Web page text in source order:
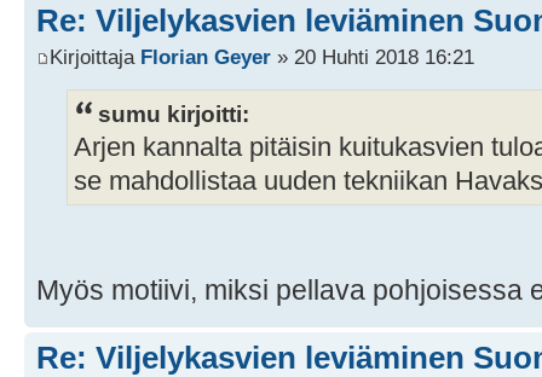
Re: Viljelykasvien leviäminen
Kirjoittaja Florian Geyer » 20 Huhti 2018 16:21
sumu kirjoitti:
Arjen kannalta pitäisin kuitukasvien
se mahdollistaa uuden tekniikan
Myös motiivi, miksi pellava pohjoisessa
Re: Viljelykasvien leviäminen